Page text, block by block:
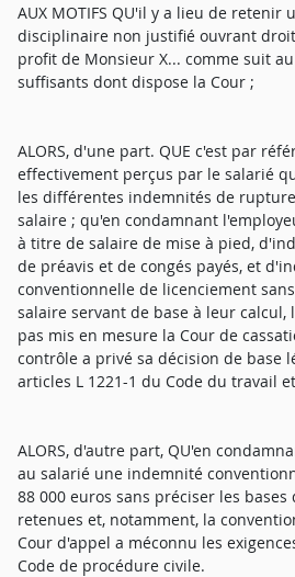
AUX MOTIFS QU'il y a lieu de retenir
disciplinaire non justifié ouvrant
profit de Monsieur X... comme suit
suffisants dont dispose la Cour ;
ALORS, d'une part. QUE c'est par
effectivement perçus par le salarié
les différentes indemnités de
salaire ; qu'en condamnant
à titre de salaire de mise à pied,
de préavis et de congés payés, et
conventionnelle de licenciement
salaire servant de base à leur calcul,
pas mis en mesure la Cour de
contrôle a privé sa décision de base
articles L 1221-1 du Code du travail
ALORS, d'autre part, QU'en
au salarié une indemnité
88 000 euros sans préciser les bases
retenues et, notamment, la
Cour d'appel a méconnu les
Code de procédure civile.